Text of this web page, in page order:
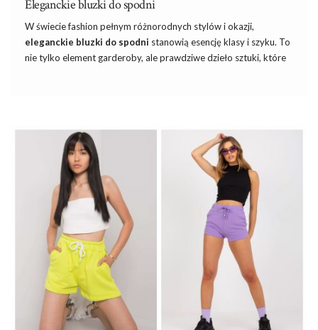
Eleganckie bluzki do spodni
W świecie fashion pełnym różnorodnych stylów i okazji,
eleganckie bluzki do spodni stanowią esencję klasy i szyku. To
nie tylko element garderoby, ale prawdziwe dzieło sztuki, które
podkreślając Twój niepowtarzalny styl.
Trendy wśród eleganckich bluzek
wizytowych do spodni –
moda damska
W obecnych trendach wśród eleganckich bluzek wizytowych do
spodni z oferty hurtowej można zauważyć kilka dominujących
motywów i fasonów. Oto kilka głównych trendów, które
przeważają na rynku:
Rozbudowane rękawy:
Bluzki z eleganckimi
rozszerzanymi rękawami są obecnie bardzo